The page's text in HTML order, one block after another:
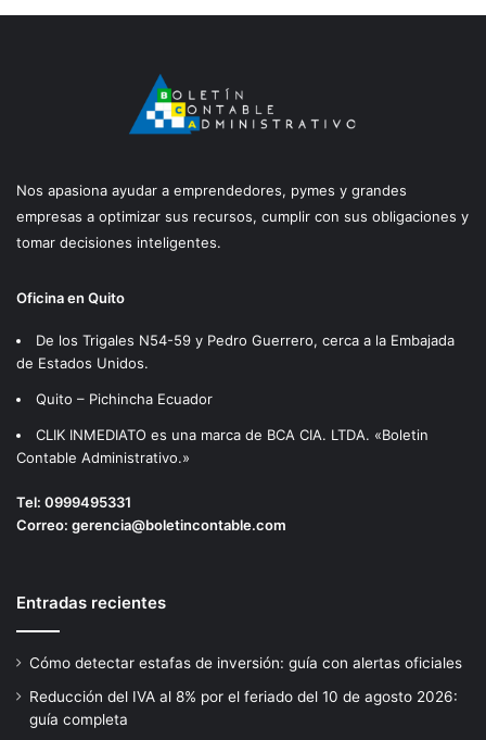
Nos apasiona ayudar a emprendedores, pymes y grandes
empresas a optimizar sus recursos, cumplir con sus obligaciones y
tomar decisiones inteligentes.
Oficina en Quito
De los Trigales N54-59 y Pedro Guerrero, cerca a la Embajada
de Estados Unidos.
Quito – Pichincha Ecuador
CLIK INMEDIATO es una marca de BCA CIA. LTDA. «Boletin
Contable Administrativo.»
Tel: 0999495331
Correo: gerencia@boletincontable.com
Entradas recientes
Cómo detectar estafas de inversión: guía con alertas oficiales
Reducción del IVA al 8% por el feriado del 10 de agosto 2026:
guía completa